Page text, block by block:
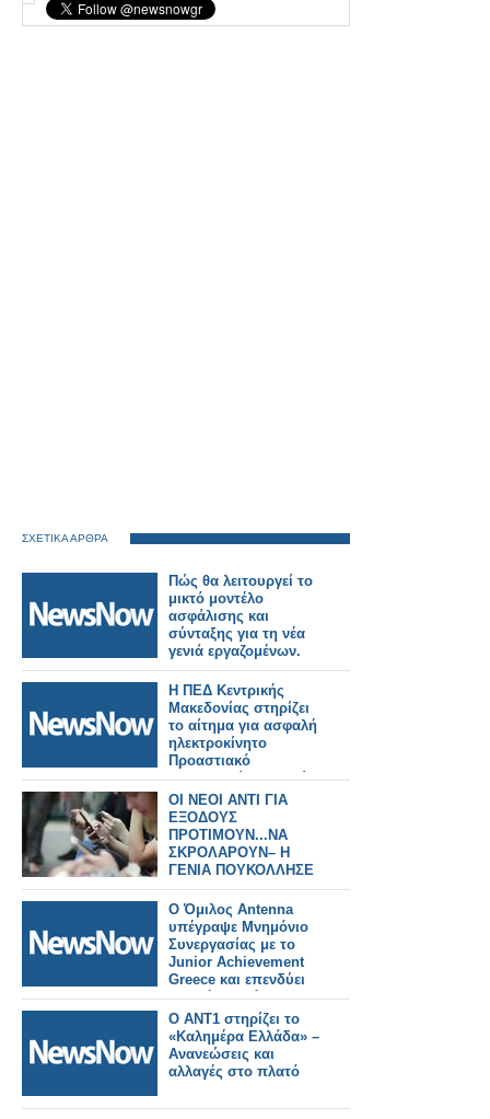
ΣΧΕΤΙΚΑ ΑΡΘΡΑ
Πώς θα λειτουργεί το
μικτό μοντέλο
ασφάλισης και
σύνταξης για τη νέα
γενιά εργαζομένων.
Η ΠΕΔ Κεντρικής
Μακεδονίας στηρίζει
το αίτημα για ασφαλή
ηλεκτροκίνητο
Προαστιακό
Θεσσαλονίκη–Πλατύ–
Έδεσσα.
ΟΙ ΝΕΟΙ ΑΝΤΙ ΓΙΑ
ΕΞΟΔΟΥΣ
ΠΡΟΤΙΜΟΥΝ...ΝΑ
ΣΚΡΟΛΑΡΟΥΝ– Η
ΓΕΝΙΑ ΠΟΥΚΟΛΛΗΣΕ
ΜΕ ΤΗΝ A.I ΠΑΡΑ ΣΕ
ΑΝΘΡΩΠΟΥΣς
Ο Όμιλος Antenna
υπέγραψε Μνημόνιο
Συνεργασίας με το
Junior Achievement
Greece και επενδύει
στη νέα γενιά
Ο ΑΝΤ1 στηρίζει το
«Καλημέρα Ελλάδα» –
Ανανεώσεις και
αλλαγές στο πλατό